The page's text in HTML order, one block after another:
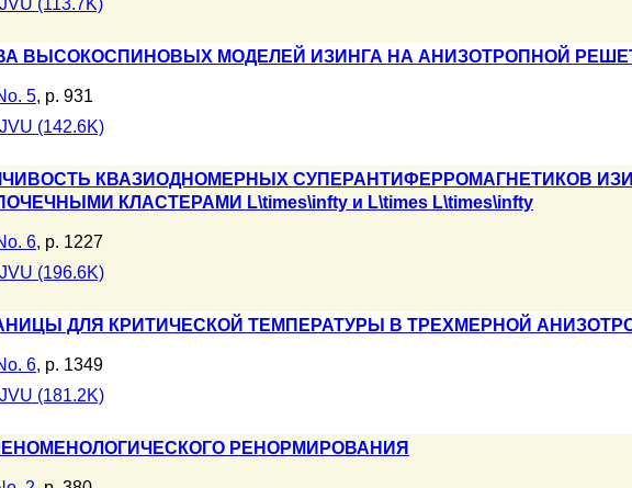
(113.7K)
ВЫСОКОСПИНОВЫХ МОДЕЛЕЙ ИЗИНГА НА АНИЗОТРОПНОЙ
5, p. 931
(142.6K)
КВАЗИОДНОМЕРНЫХ СУПЕРАНТИФЕРРОМАГНЕТИКОВ
КЛАСТЕРАМИ L\times\infty и L\times L\times\infty
6, p. 1227
(196.6K)
ДЛЯ КРИТИЧЕСКОЙ ТЕМПЕРАТУРЫ В ТРЕХМЕРНОЙ
6, p. 1349
(181.2K)
РЕНОРМИРОВАНИЯ